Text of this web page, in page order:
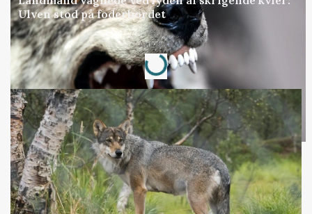
Ulven stod på foderbordet
Annonce
Loading...